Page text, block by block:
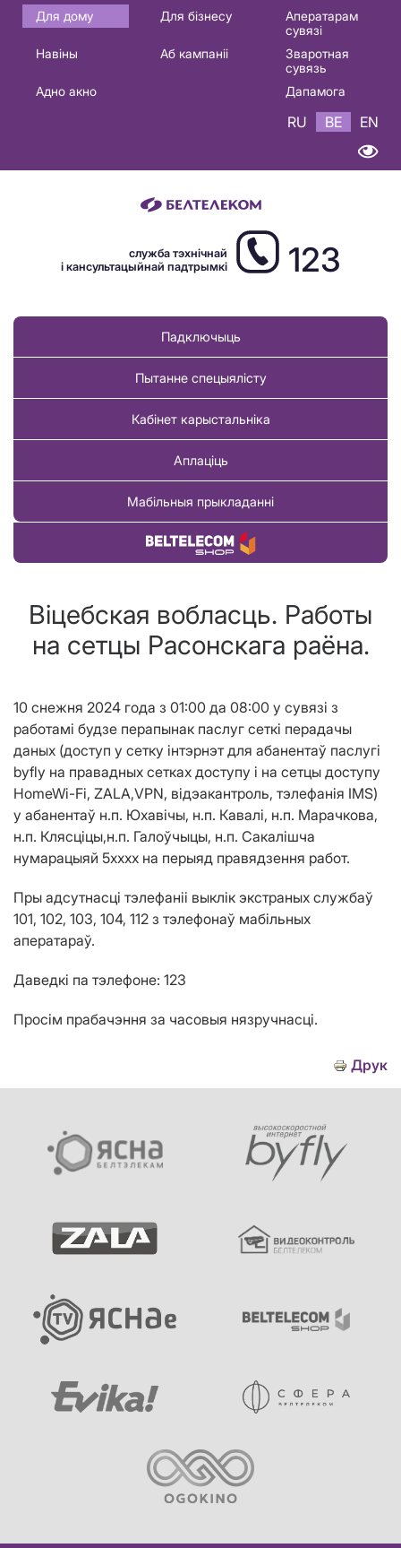
Основная
навигация
Для дому Для бізнесу
Аператарам
сувязі
Навіны
Аб кампаніі
Зваротная
сувязь
Адно акно
Дапамога
RU BE EN
служба тэхнічнай
і кансультацыйнай падтрымкі
123
Падключыць
Пытанне спецыялісту
Кабінет карыстальніка
Аплаціць
Мабільныя прыкладанні
Купіць тавар
Віцебская вобласць. Работы
на сетцы Расонскага раёна.
10 снежня 2024 года з 01:00 да 08:00 у сувязі з
работамі будзе перапынак паслуг сеткі перадачы
даных (доступ у сетку інтэрнэт для абанентаў паслугі
byfly на правадных сетках доступу і на сетцы доступу
HomeWi-Fi, ZALA,VPN, відэакантроль, тэлефанія IMS)
у абанентаў н.п. Юхавічы, н.п. Кавалі, н.п. Марачкова,
н.п. Клясціцы,н.п. Галоўчыцы, н.п. Сакалішча
нумарацыяй 5хххх на перыяд правядзення работ.
Пры адсутнасці тэлефаніі выклік экстраных службаў
101, 102, 103, 104, 112 з тэлефонаў мабільных
аператараў.
Даведкі па тэлефоне: 123
Просім прабачэння за часовыя нязручнасці.
Друк